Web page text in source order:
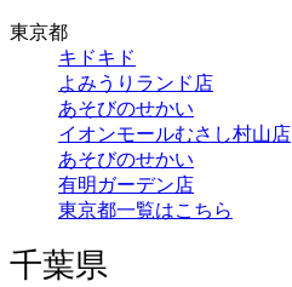
東京都
キドキド
よみうりランド店
あそびのせかい
イオンモールむさし村山店
あそびのせかい
有明ガーデン店
東京都一覧はこちら
千葉県